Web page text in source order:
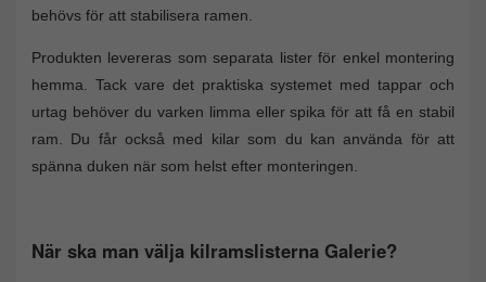
behövs för att stabilisera ramen.
Produkten levereras som separata lister för enkel montering
hemma. Tack vare det praktiska systemet med tappar och
urtag behöver du varken limma eller spika för att få en stabil
ram. Du får också med kilar som du kan använda för att
spänna duken när som helst efter monteringen.
När ska man välja kilramslisterna Galerie?